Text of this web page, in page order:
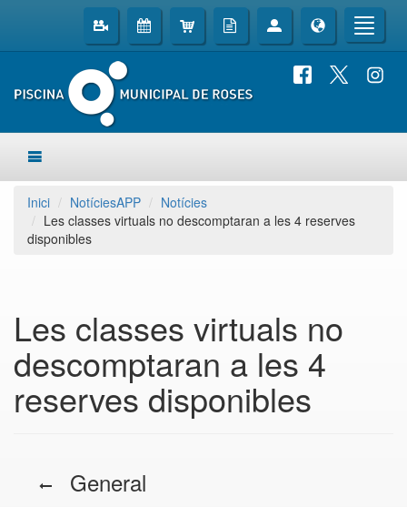
Inici NotíciesAPP
Notícies
Les classes virtuals no descomptaran a les 4 reserves
disponibles
Les classes virtuals no
descomptaran a les 4
reserves disponibles
General